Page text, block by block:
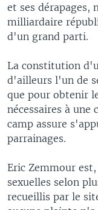
et ses dérapages,
milliardaire
d'un grand parti.
La constitution
d'ailleurs l'un de
que pour obtenir
nécessaires à une
camp assure
parrainages.
Eric Zemmour
sexuelles selon
recueillis par le